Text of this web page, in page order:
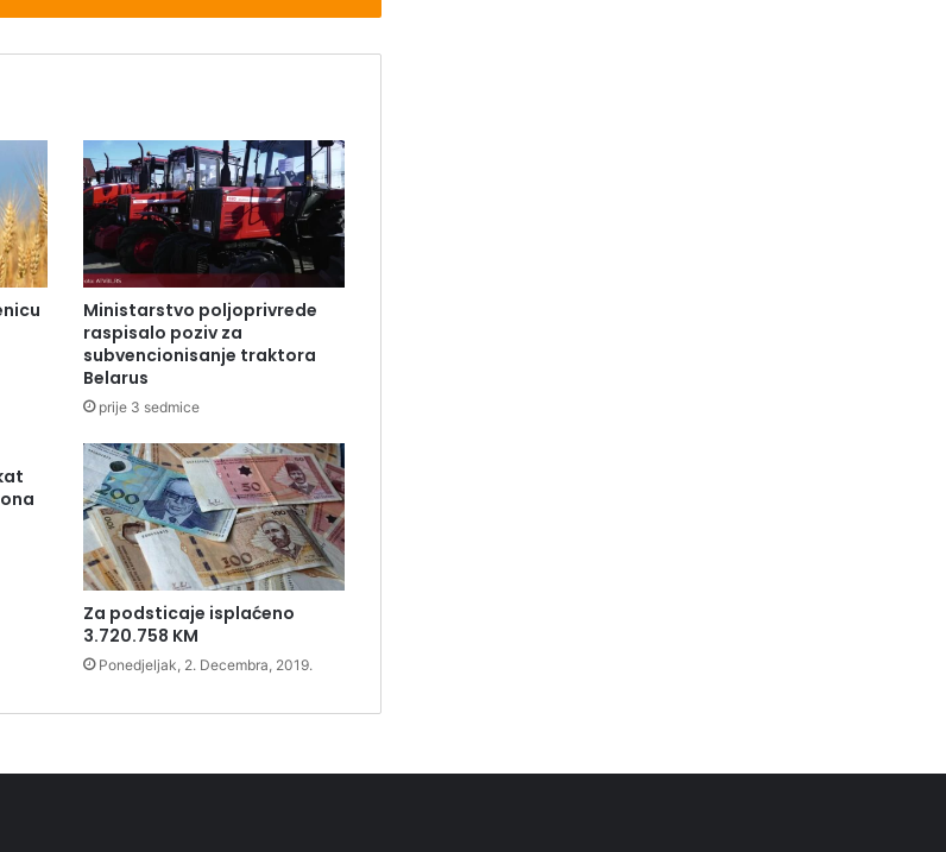
Ministarstvo poljoprivrede
raspisalo poziv za
subvencionisanje traktora
Belarus
prije 3 sedmice
Za podsticaje isplaćeno
3.720.758 KM
Ponedjeljak, 2. Decembra, 2019.